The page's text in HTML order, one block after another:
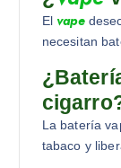
Elvape
necesitan
La batería
tabaco y